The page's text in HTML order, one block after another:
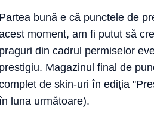
Partea bună e că punctele de
moment, am fi putut să
praguri din cadrul permiselor
prestigiu. Magazinul final de
de skin-uri în ediția
luna următoare).